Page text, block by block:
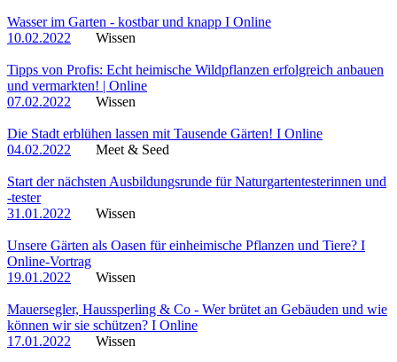
Wasser im Garten - kostbar und knapp I Online
10.02.2022
Wissen
Tipps von Profis: Echt heimische Wildpflanzen erfolgreich anbauen
und vermarkten! | Online
07.02.2022
Wissen
Die Stadt erblühen lassen mit Tausende Gärten! I Online
04.02.2022
Meet & Seed
Start der nächsten Ausbildungsrunde für Naturgartentesterinnen und
-tester
31.01.2022
Wissen
Unsere Gärten als Oasen für einheimische Pflanzen und Tiere? I
Online-Vortrag
19.01.2022
Wissen
Mauersegler, Haussperling & Co - Wer brütet an Gebäuden und wie
können wir sie schützen? I Online
17.01.2022
Wissen